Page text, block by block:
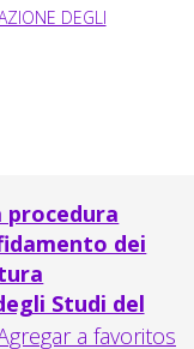
DEGLI
procedura
dei
Studi del